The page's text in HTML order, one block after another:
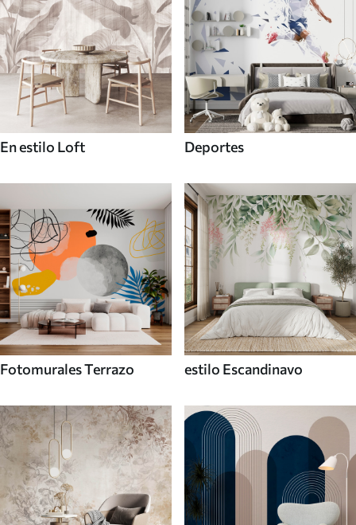
En estilo Loft Deportes
Fotomurales Terrazo estilo Escandinavo